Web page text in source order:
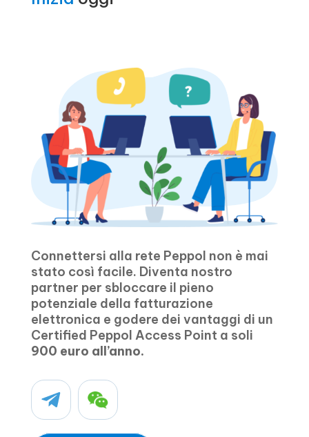
Connettersi alla rete Peppol non è mai
stato così facile. Diventa nostro
partner per sbloccare il pieno
potenziale della fatturazione
elettronica e godere dei vantaggi di un
Certified Peppol Access Point a soli
900 euro all’anno.